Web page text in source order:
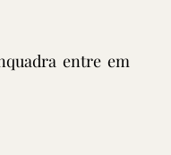
entre em